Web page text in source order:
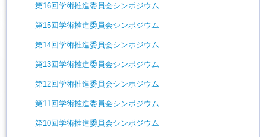
第16回学術推進委員会シンポジウム
第15回学術推進委員会シンポジウム
第14回学術推進委員会シンポジウム
第13回学術推進委員会シンポジウム
第12回学術推進委員会シンポジウム
第11回学術推進委員会シンポジウム
第10回学術推進委員会シンポジウム